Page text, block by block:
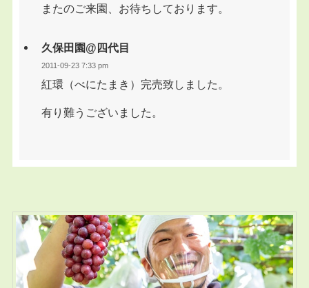
またのご来園、お待ちしております。
久保田園@四代目
2011-09-23 7:33 pm
紅環（べにたまき）完売致しました。
有り難うございました。